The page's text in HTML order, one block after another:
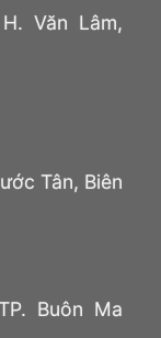
Văn Lâm,
Tân, Biên
Buôn Ma